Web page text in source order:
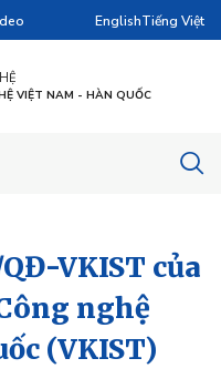
EnglishTiếng Việt
VIỆT NAM - HÀN QUỐC
VKIST của
nghệ
(VKIST)